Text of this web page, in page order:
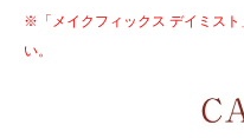
※「メイクフィックス デイミス
い。